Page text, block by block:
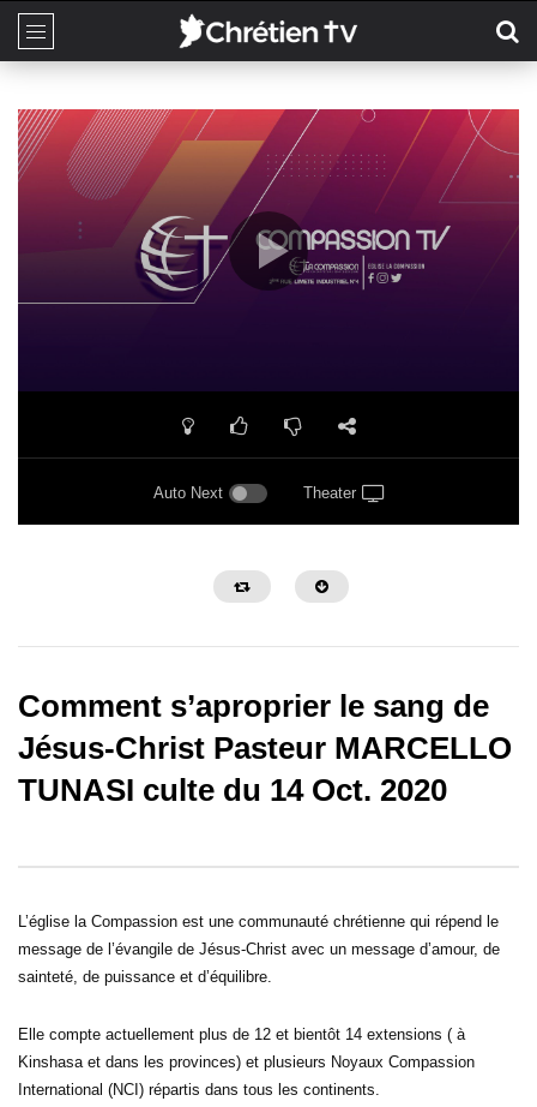
Auto Next Theater
02:38:35 02:14:35
Comment s’aproprier le sang de
Jésus-Christ Pasteur MARCELLO
TUNASI culte du 14 Oct. 2020
L’église la Compassion est une communauté chrétienne qui répend le
message de l’évangile de Jésus-Christ avec un message d’amour, de
sainteté, de puissance et d’équilibre.
Elle compte actuellement plus de 12 et bientôt 14 extensions ( à
Kinshasa et dans les provinces) et plusieurs Noyaux Compassion
International (NCI) répartis dans tous les continents.